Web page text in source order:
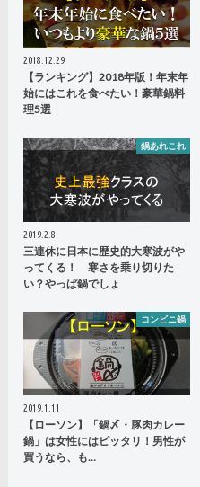
2018.12.29
【ランキング】2018年版！年末年
始にはこれを食べたい！豪華鍋料
理5選
鍋あれこれ
2019.2.8
三連休に日本に歴史的大寒波がや
ってくる！ 寒さを乗り切りた
い？やっぱ鍋でしょ
コンビニ鍋
2019.1.11
【ローソン】「鍋〆・豚肉カレー
鍋」は女性にはピッタリ！男性が
買うなら、も…